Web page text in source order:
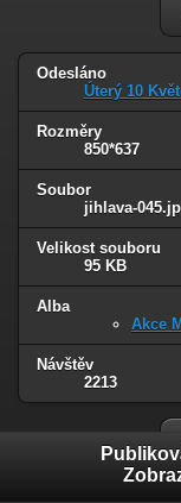
Odesláno
Úterý 10
Rozměry
850*637
Soubor
jihlava-
Velikost souboru
95 KB
Alba
Akce
Návštěv
2213